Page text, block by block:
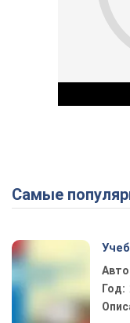
Самые
Год: